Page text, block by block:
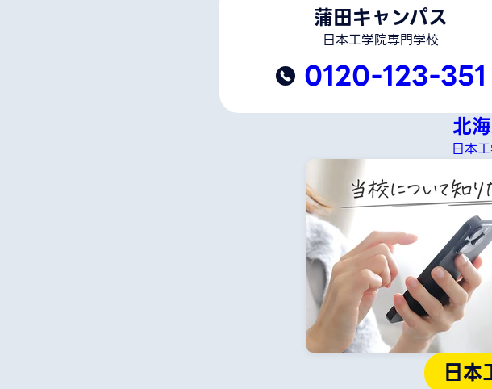
蒲田キャンパス
日本工学院専門学校
0120-123-351
北
日本
日本